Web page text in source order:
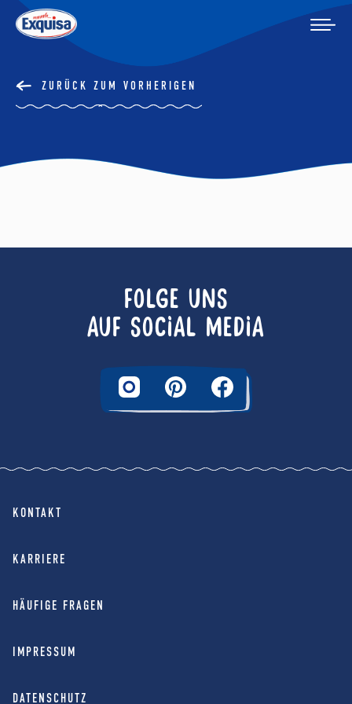
ZURÜCK ZUM VORHERIGEN
FOLGE UNS
AUF SOCIAL MEDIA
KONTAKT
KARRIERE
HÄUFIGE FRAGEN
IMPRESSUM
DATENSCHUTZ